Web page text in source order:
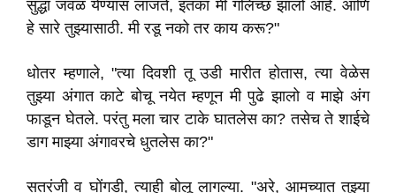
सुद्धा जवळ येण्यास लाजते, इतका मी गलिच्छ झालो आहे. आणि
हे सारे तुझ्यासाठी. मी रडू नको तर काय करू?"
धोतर म्हणाले, "त्या दिवशी तू उडी मारीत होतास, त्या वेळेस
तुझ्या अंगात काटे बोचू नयेत म्हणून मी पुढे झालो व माझे अंग
फाडून घेतले. परंतु मला चार टाके घातलेस का? तसेच ते शाईचे
डाग माझ्या अंगावरचे धुतलेस का?"
सतरंजी व घोंगडी, त्याही बोलू लागल्या. "अरे, आमच्यात तुझ्या